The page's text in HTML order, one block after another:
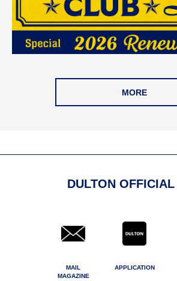
MORE
DULTON OFFICIAL
MAIL
MAGAZINE
APPLICATION